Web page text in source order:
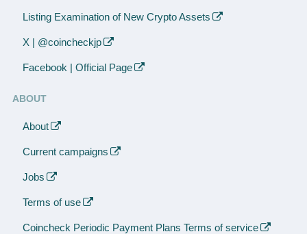
Listing Examination of New Crypto Assets
X | @coincheckjp
Facebook | Official Page
ABOUT
About
Current campaigns
Jobs
Terms of use
Coincheck Periodic Payment Plans Terms of service